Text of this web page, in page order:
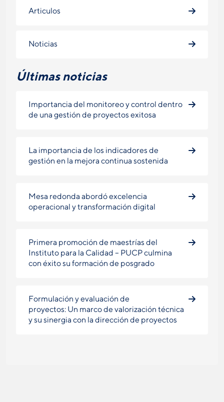
Articulos
Noticias
Últimas noticias
Importancia del monitoreo y control dentro
de una gestión de proyectos exitosa
La importancia de los indicadores de
gestión en la mejora continua sostenida
Mesa redonda abordó excelencia
operacional y transformación digital
Primera promoción de maestrías del
Instituto para la Calidad – PUCP culmina
con éxito su formación de posgrado
Formulación y evaluación de
proyectos: Un marco de valorización técnica
y su sinergia con la dirección de proyectos